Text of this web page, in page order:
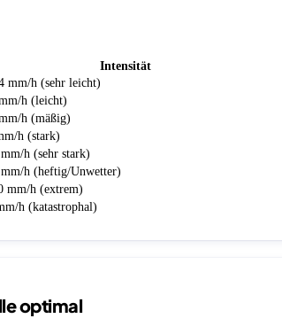
Intensität
mm/h (sehr leicht)
h (leicht)
h (mäßig)
h (stark)
h (sehr stark)
h (heftig/Unwetter)
mm/h (extrem)
h (katastrophal)
optimal